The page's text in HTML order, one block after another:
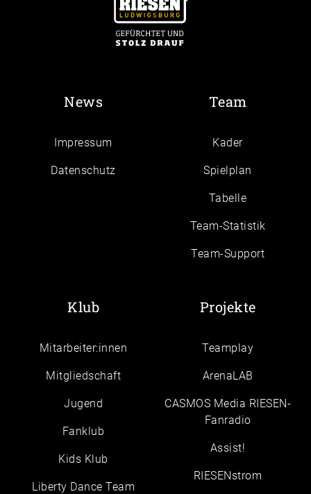
News
Impressum
Daten­schutz
Team
Kader
Spielplan
Tabelle
Team-Statistik
Team-Support
Klub
Mitarbeiter:innen
Mitgliedschaft
Jugend
Fanklub
Kids Klub
Liberty Dance Team
Projekte
Teamplay
ArenaLAB
CASMOS Media RIESEN-
Fanradio
Assist!
RIESENstrom